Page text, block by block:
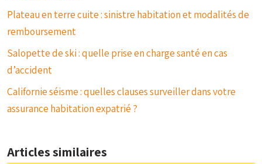
Plateau en terre cuite : sinistre habitation et modalités de
remboursement
Salopette de ski : quelle prise en charge santé en cas
d’accident
Californie séisme : quelles clauses surveiller dans votre
assurance habitation expatrié ?
Articles similaires